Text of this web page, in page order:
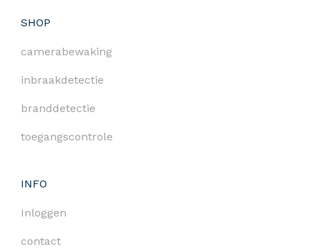
SHOP
camerabewaking
inbraakdetectie
branddetectie
toegangscontrole
INFO
Inloggen
contact